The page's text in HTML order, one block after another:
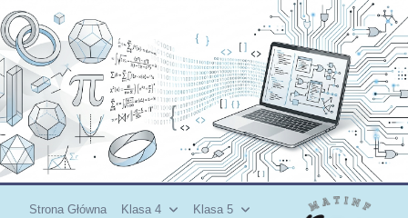
Skip
to
content
Strona Główna Klasa 4 Klasa 5